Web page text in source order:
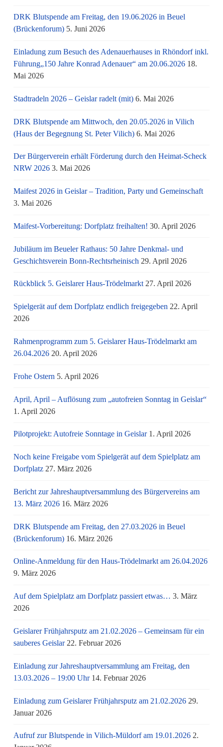
DRK Blutspende am Freitag, den 19.06.2026 in Beuel
(Brückenforum) 5. Juni 2026
Einladung zum Besuch des Adenauerhauses in Rhöndorf inkl.
Führung„150 Jahre Konrad Adenauer“ am 20.06.2026 18.
Mai 2026
Stadtradeln 2026 – Geislar radelt (mit) 6. Mai 2026
DRK Blutspende am Mittwoch, den 20.05.2026 in Vilich
(Haus der Begegnung St. Peter Vilich) 6. Mai 2026
Der Bürgerverein erhält Förderung durch den Heimat-Scheck
NRW 2026 3. Mai 2026
Maifest 2026 in Geislar – Tradition, Party und Gemeinschaft
3. Mai 2026
Maifest-Vorbereitung: Dorfplatz freihalten! 30. April 2026
Jubiläum im Beueler Rathaus: 50 Jahre Denkmal- und
Geschichtsverein Bonn-Rechtsrheinisch 29. April 2026
Rückblick 5. Geislarer Haus-Trödelmarkt 27. April 2026
Spielgerät auf dem Dorfplatz endlich freigegeben 22. April
2026
Rahmenprogramm zum 5. Geislarer Haus-Trödelmarkt am
26.04.2026 20. April 2026
Frohe Ostern 5. April 2026
April, April – Auflösung zum „autofreien Sonntag in Geislar“
1. April 2026
Pilotprojekt: Autofreie Sonntage in Geislar 1. April 2026
Noch keine Freigabe vom Spielgerät auf dem Spielplatz am
Dorfplatz 27. März 2026
Bericht zur Jahreshauptversammlung des Bürgervereins am
13. März 2026 16. März 2026
DRK Blutspende am Freitag, den 27.03.2026 in Beuel
(Brückenforum) 16. März 2026
Online-Anmeldung für den Haus-Trödelmarkt am 26.04.2026
9. März 2026
Auf dem Spielplatz am Dorfplatz passiert etwas… 3. März
2026
Geislarer Frühjahrsputz am 21.02.2026 – Gemeinsam für ein
sauberes Geislar 22. Februar 2026
Einladung zur Jahreshauptversammlung am Freitag, den
13.03.2026 – 19:00 Uhr 14. Februar 2026
Einladung zum Geislarer Frühjahrsputz am 21.02.2026 29.
Januar 2026
Aufruf zur Blutspende in Vilich-Müldorf am 19.01.2026 2.